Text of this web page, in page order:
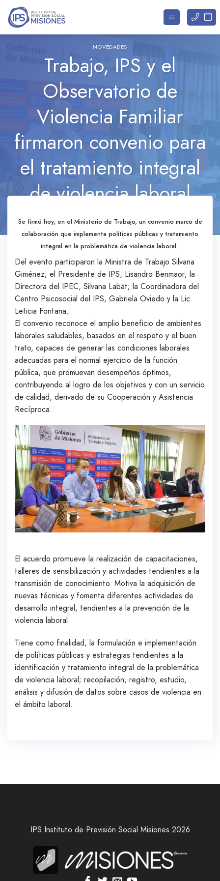
Saltar
contenido
NOVEDADES
Trabajo, IPS y el
Observatorio de
Violencia Familiar
firmaron convenio para
el tratamiento integral
de violencia laboral
Se firmó hoy, en el Ministerio de Trabajo, un convenio marco de
colaboración que implementa políticas públicas y tratamiento
integral en la problemática de violencia laboral.
Del evento participaron la Ministra de Trabajo Silvana
Giménez; el Presidente de IPS, Lisandro Benmaor; la
Directora del IPEC, Silvana Labat; la Coordinadora del
Centro Psicosocial del IPS, Gabriela Oviedo y la Lic.
Leticia Fontana.
El convenio reconoce el amplio beneficio de ambientes
laborales saludables, basados en el respeto y el buen
trato, capaces de generar las condiciones laborales
adecuadas para el normal ejercicio de la función
pública, que promuevan desempeños óptimos,
contribuyendo al logro de los objetivos y con un servicio
de calidad, derivado de su Cooperación y Asistencia
Recíproca.
El acuerdo promueve la realización de capacitaciones,
talleres de sensibilización y actividades tendientes a la
transmisión de conocimiento. Motiva la adquisición de
nuevas técnicas y fomenta diferentes actividades de
desarrollo integral, tendientes a la prevención de la
violencia laboral.
Tiene como finalidad, la formulación e implementación
de políticas públicas y estrategias tendientes a la
identificación y tratamiento integral de la problemática
de violencia laboral; recopilación, registro, estudio,
análisis y difusión de datos sobre casos de violencia en
el ámbito laboral.
IPS Instituto de Previsión Social Misiones 2026